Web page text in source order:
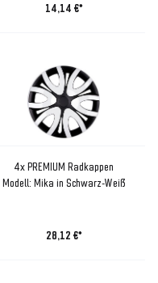
14,14 €*
4x PREMIUM Radkappen
Modell: Mika in Schwarz-Weiß
28,12 €*